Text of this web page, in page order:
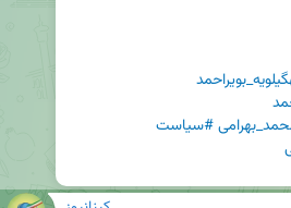
#سیاست